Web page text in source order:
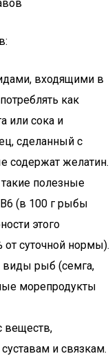
входящими в
как
или сока и
сделанный с
содержат желатин.
полезные
(в 100 г рыбы
этого
от суточной нормы).
виды рыб (семга,
морепродукты
веществ,
и связкам.